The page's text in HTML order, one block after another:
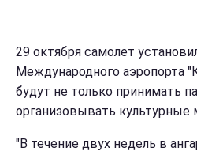
29 октября самолет
Международного аэропорта
будут не только принимать
организовывать культурные
"В течение двух недель в